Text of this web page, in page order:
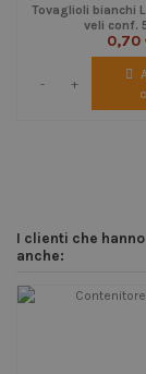
Tovaglioli bianchi
veli conf.
0,70
- +
I clienti che
anche: